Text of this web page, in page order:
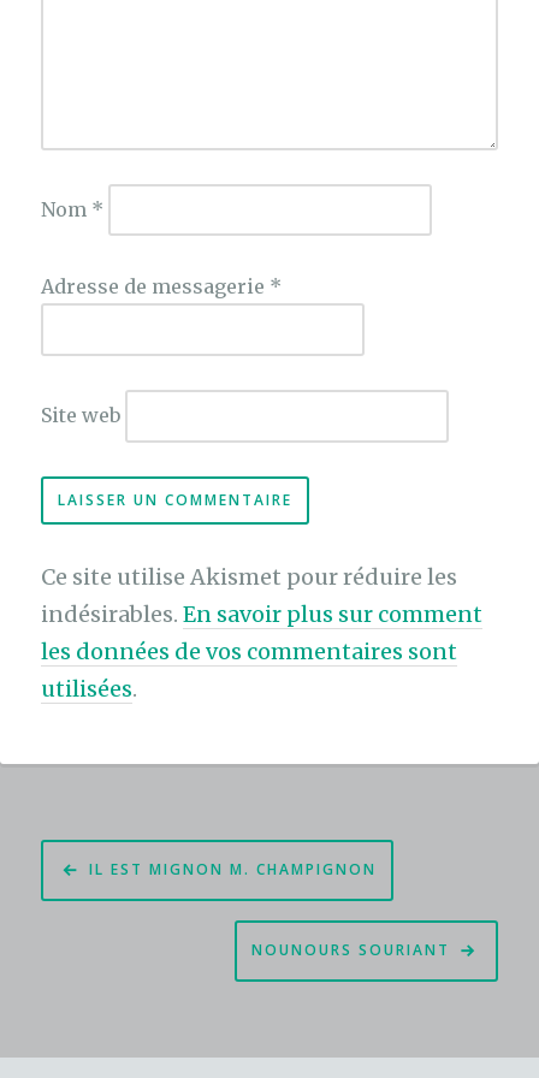
Nom *
Adresse de messagerie *
Site web
Ce site utilise Akismet pour réduire les
indésirables.En savoir plus sur comment
les données de vos commentaires sont
utilisées.
Navigation
de
IL EST MIGNON M. CHAMPIGNON
NOUNOURS SOURIANT